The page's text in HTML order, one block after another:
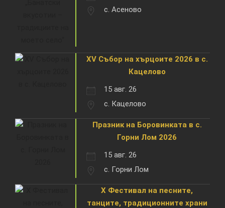
с. Асеново
XV Събор на хърцоите 2026 в с.
Кацелово
15 авг. 26
с. Кацелово
Празник на Боровинката в с.
Горни Лом 2026
15 авг. 26
с. Горни Лом
X Фестивал на песните,
танците, традиционните храни